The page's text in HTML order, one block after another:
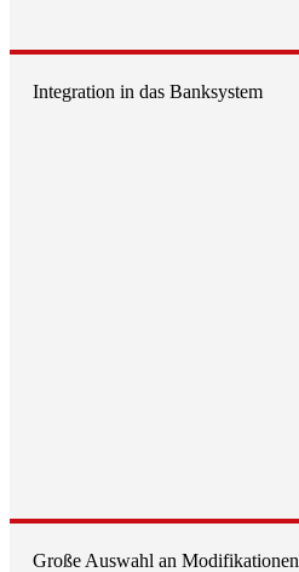
Integration in das Banksystem
Große Auswahl an Modifikationen